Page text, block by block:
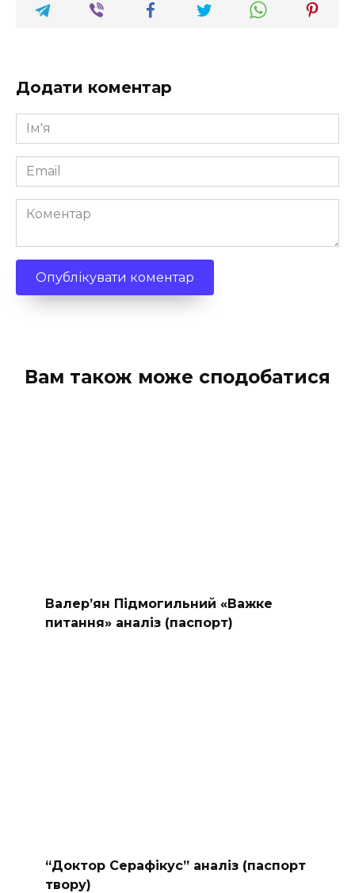
Додати коментар
Ім'я
*
Email
*
Коментар
Вам також може сподобатися
Валер’ян Підмогильний «Важке
питання» аналіз (паспорт)
“Доктор Серафікус” аналіз (паспорт
твору)